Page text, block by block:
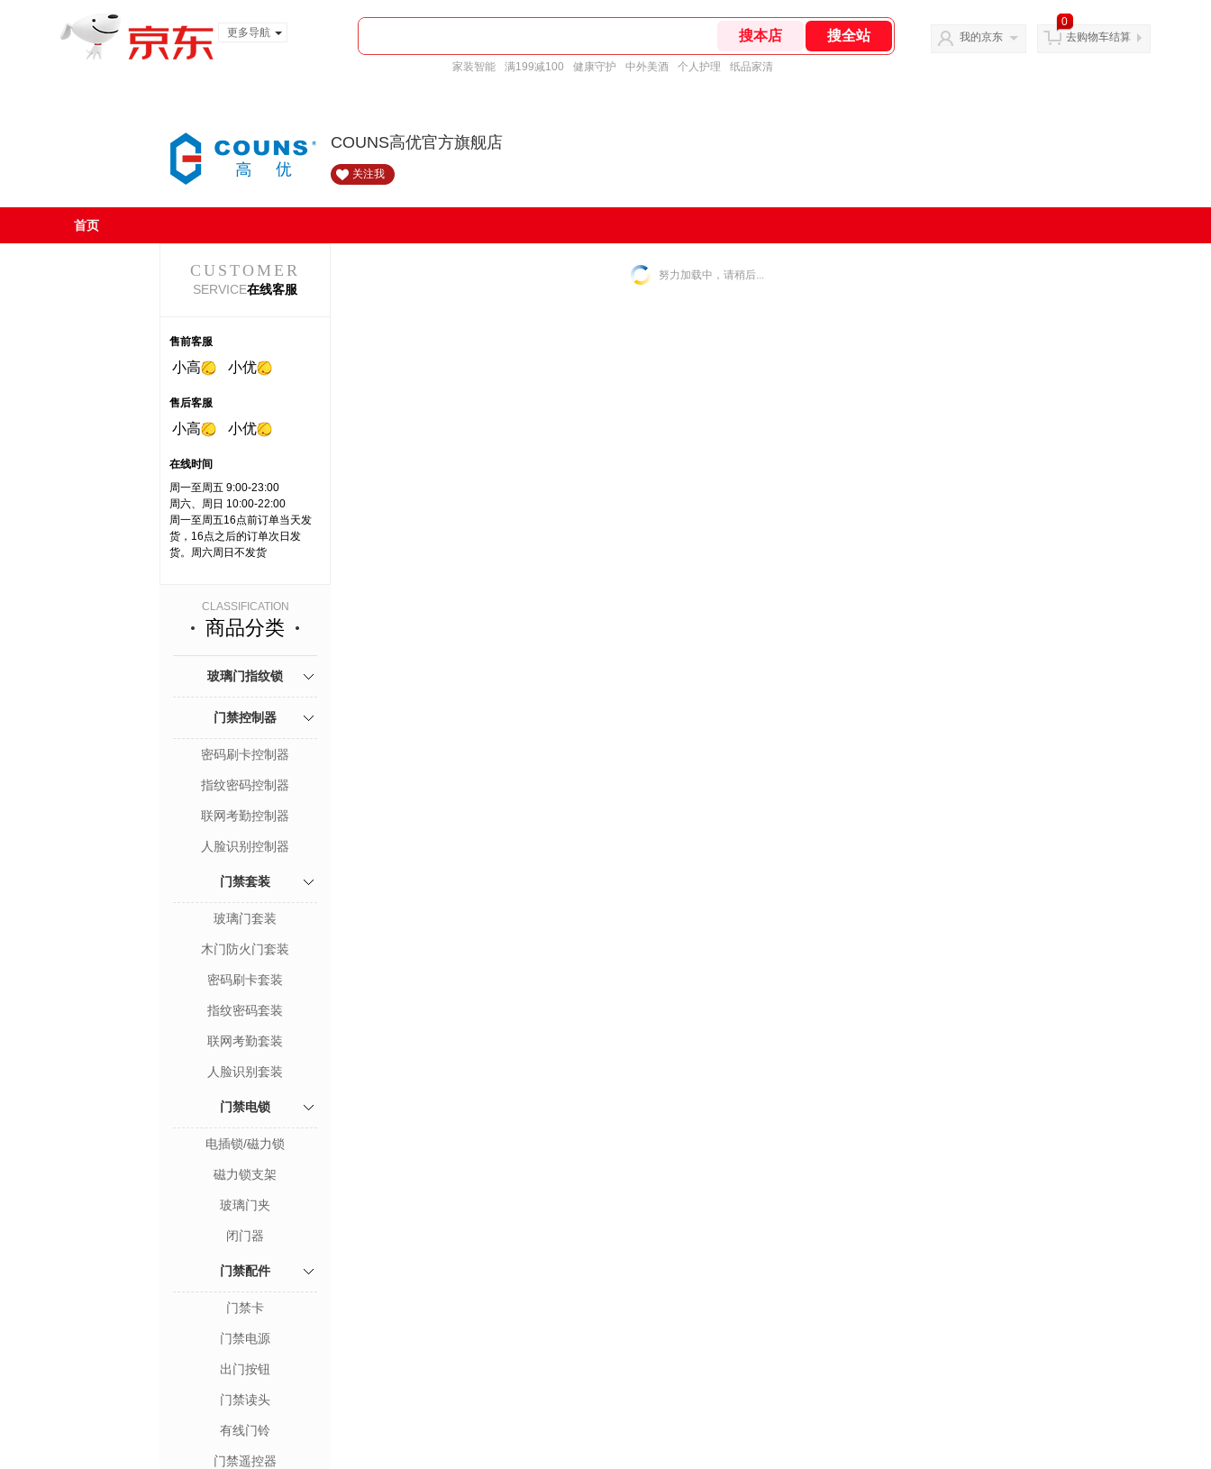
更多导航
家装智能 满199减100 健康守护 中外美酒 个人护理 纸品家清
我的京东
0
去购物车结算
COUNS高优官方旗舰店
关注我
首页
CUSTOMER
SERVICE在线客服
售前客服
小高 小优
售后客服
小高 小优
在线时间
周一至周五 9:00-23:00
周六、周日 10:00-22:00
周一至周五16点前订单当天发
货，16点之后的订单次日发
货。周六周日不发货
CLASSIFICATION
商品分类
玻璃门指纹锁
门禁控制器
密码刷卡控制器
指纹密码控制器
联网考勤控制器
人脸识别控制器
门禁套装
玻璃门套装
木门防火门套装
密码刷卡套装
指纹密码套装
联网考勤套装
人脸识别套装
门禁电锁
电插锁/磁力锁
磁力锁支架
玻璃门夹
闭门器
门禁配件
门禁卡
门禁电源
出门按钮
门禁读头
有线门铃
门禁遥控器
努力加载中，请稍后...